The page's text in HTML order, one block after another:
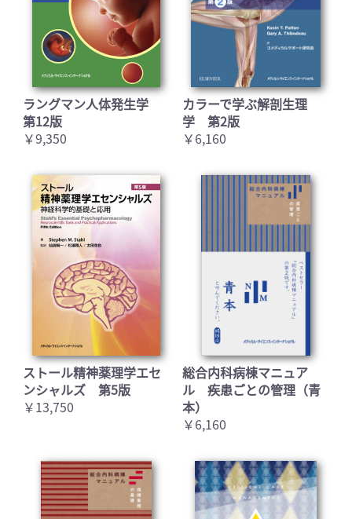
お買い物を続ける カートへ進む
ラングマン人体発生学
第12版
￥9,350
カラーで学ぶ解剖生理
学 第2版
￥6,160
ストール精神薬理学エセ
ンシャルズ 第5版
￥13,750
総合内科病棟マニュア
ル 疾患ごとの管理（青
本）
￥6,160